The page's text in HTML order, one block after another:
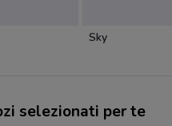
Sky
selezionati per te